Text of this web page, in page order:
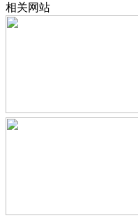
相关网站